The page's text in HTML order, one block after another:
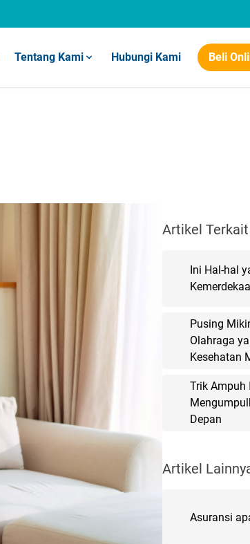
Tentang Kami Hubungi Kami Beli
Artikel Terkait
Ini Hal-hal
Pusing
Olahraga
Kesehatan
Trik Ampuh
Depan
Artikel
Asuransi